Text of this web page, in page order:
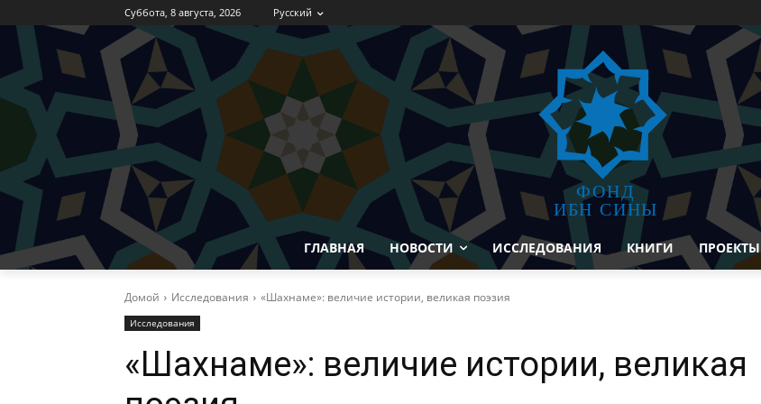
Суббота, 8 августа, 2026 Русский
ФОНД
ИБН СИНЫ
ГЛАВНАЯ НОВОСТИ ИССЛЕДОВАНИЯ КНИГИ ПРОЕКТЫ
Домой Исследования «Шахнаме»: величие истории, великая поэзия
Исследования
«Шахнаме»: величие истории, великая